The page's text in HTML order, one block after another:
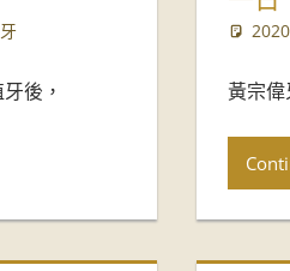
後， 黃宗